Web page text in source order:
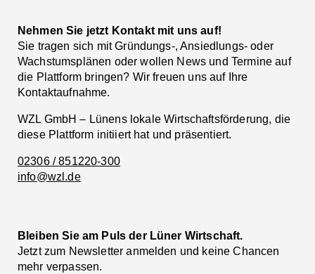
Nehmen Sie jetzt Kontakt mit uns auf!
Sie tragen sich mit Gründungs-, Ansiedlungs- oder
Wachstumsplänen oder wollen News und Termine auf
die Plattform bringen? Wir freuen uns auf Ihre
Kontaktaufnahme.
WZL GmbH – Lünens lokale Wirtschaftsförderung, die
diese Plattform initiiert hat und präsentiert.
02306 / 851220-300
info@wzl.de
Bleiben Sie am Puls der Lüner Wirtschaft.
Jetzt zum Newsletter anmelden und keine Chancen
mehr verpassen.